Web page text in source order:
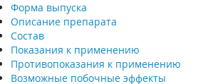
Форма выпуска
Описание препарата
Состав
Показания к применению
Противопоказания к применению
Возможные побочные эффекты